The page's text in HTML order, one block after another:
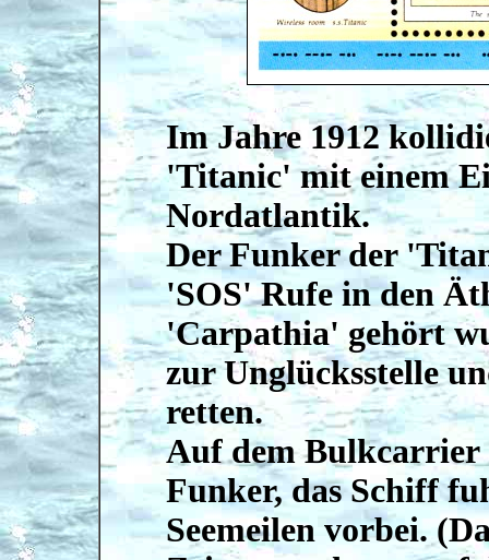
Im Jahre 1912
'Titanic' mit einem
Nordatlantik.
Der Funker der
'SOS' Rufe in den
'Carpathia' gehört
zur Unglücksstelle
retten.
Auf dem
Funker, das Schiff
Seemeilen vorbei.